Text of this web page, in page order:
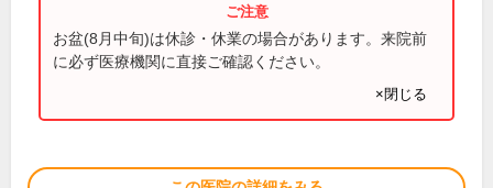
お盆(8月中旬)は休診・休業の場合があります。来院前
に必ず医療機関に直接ご確認ください。
×閉じる